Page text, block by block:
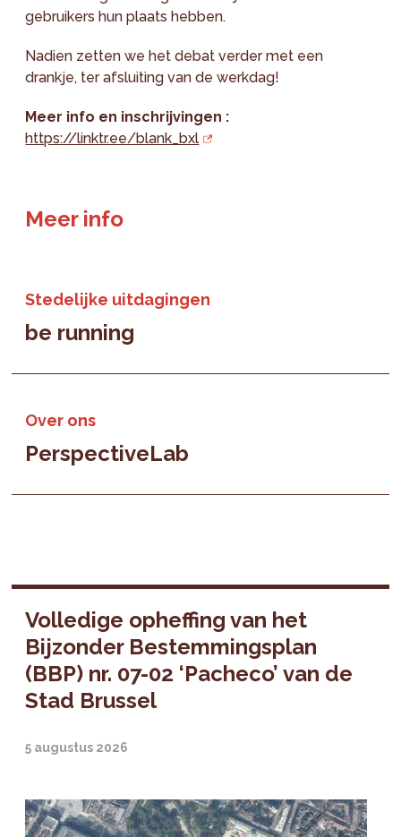
gebruikers hun plaats hebben.
Nadien zetten we het debat verder met een
drankje, ter afsluiting van de werkdag!
Meer info en inschrijvingen :
https://linktr.ee/blank_bxl
Meer info
Stedelijke uitdagingen
be running
Over ons
PerspectiveLab
Volledige opheffing van het
Bijzonder Bestemmingsplan
(BBP) nr. 07-02 ‘Pacheco’ van de
Stad Brussel
5 augustus 2026